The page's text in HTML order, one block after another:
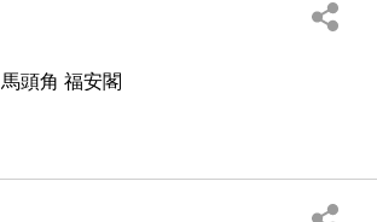
馬頭角 福安閣